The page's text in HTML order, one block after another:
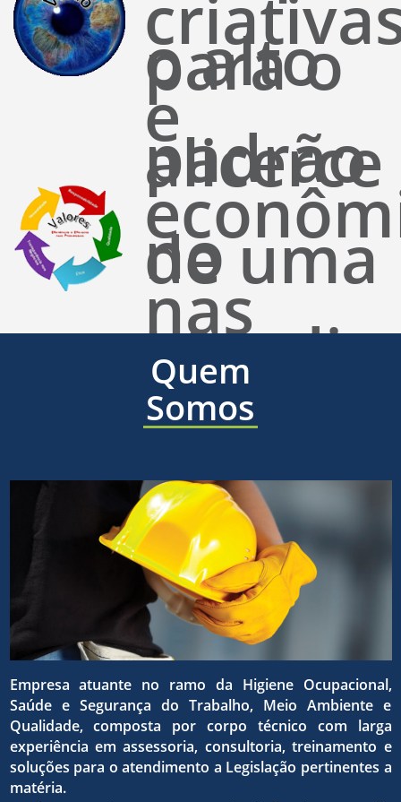
para o
alicerce
de uma
base
sólida e
eficaz,
para o
e
nas
áreas
de
higiene
o alto
padrão
no
a ética,
a
da
Quem
Somos
Empresa atuante no ramo da Higiene Ocupacional,
Saúde e Segurança do Trabalho, Meio Ambiente e
Qualidade, composta por corpo técnico com larga
experiência em assessoria, consultoria, treinamento e
soluções para o atendimento a Legislação pertinentes a
matéria.